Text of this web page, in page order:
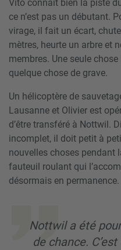
Vito connaît bien la piste
ce n’est pas un débutant.
virage, il fait un écart,
mè­tres, heurte un arbre et
membres. Une seule
quelque chose de grave.
Un hélicoptère de
Lausanne et Olivier est
d’être transféré à Nottwil.
incomplet, il doit petit à
nouvelles choses pendant
fauteuil roulant qui
désormais en permanence.
Nottwil a été
de chance.